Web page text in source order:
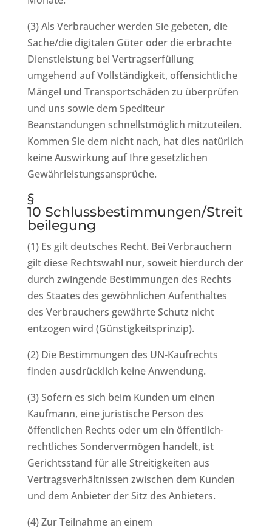
(3) Als Verbraucher werden Sie gebeten, die
Sache/die digitalen Güter oder die erbrachte
Dienstleistung bei Vertragserfüllung
umgehend auf Vollständigkeit, offensichtliche
Mängel und Transportschäden zu überprüfen
und uns sowie dem Spediteur
Beanstandungen schnellstmöglich mitzuteilen.
Kommen Sie dem nicht nach, hat dies natürlich
keine Auswirkung auf Ihre gesetzlichen
Gewährleistungsansprüche.
§
10 Schlussbestimmungen/Streit
beilegung
(1) Es gilt deutsches Recht. Bei Verbrauchern
gilt diese Rechtswahl nur, soweit hierdurch der
durch zwingende Bestimmungen des Rechts
des Staates des gewöhnlichen Aufenthaltes
des Verbrauchers gewährte Schutz nicht
entzogen wird (Günstigkeitsprinzip).
(2) Die Bestimmungen des UN-Kaufrechts
finden ausdrücklich keine Anwendung.
(3) Sofern es sich beim Kunden um einen
Kaufmann, eine juristische Person des
öffentlichen Rechts oder um ein öffentlich-
rechtliches Sondervermögen handelt, ist
Gerichtsstand für alle Streitigkeiten aus
Vertragsverhältnissen zwischen dem Kunden
und dem Anbieter der Sitz des Anbieters.
(4) Zur Teilnahme an einem